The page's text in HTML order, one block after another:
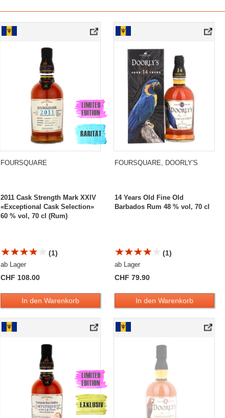
FOURSQUARE
2011 Cask Strength Mark XXIV
«Exceptional Cask Selection»
60 % vol, 70 cl (Rum)
(1)
ab Lager
CHF 108.00
In den Warenkorb
FOURSQUARE, DOORLY'S
14 Years Old Fine Old
Barbados Rum 48 % vol, 70 cl
(1)
ab Lager
CHF 79.90
In den Warenkorb